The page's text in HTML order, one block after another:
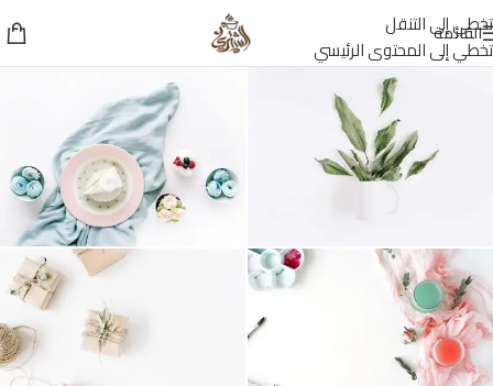
تخطي إلى التنقل
تخطي إلى المحتوى الرئيسي
القائمة